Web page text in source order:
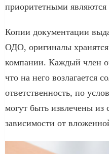
приоритетными
Копии документации
ОДО, оригиналы
компании. Каждый член
что на него возлагается
ответственность, по
могут быть извлечены из
зависимости от